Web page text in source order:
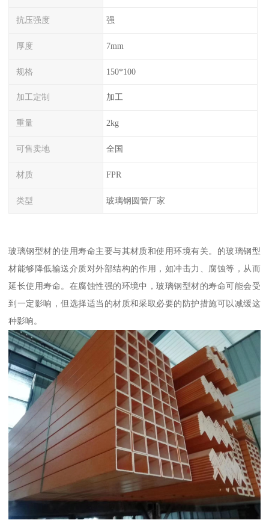
抗压强度 强
厚度 7mm
规格 150*100
加工定制 加工
重量 2kg
可售卖地 全国
材质 FPR
类型 玻璃钢圆管厂家
玻璃钢型材的使用寿命主要与其材质和使用环境有关。的玻璃钢型
材能够降低输送介质对外部结构的作用，如冲击力、腐蚀等，从而
延长使用寿命。在腐蚀性强的环境中，玻璃钢型材的寿命可能会受
到一定影响，但选择适当的材质和采取必要的防护措施可以减缓这
种影响。